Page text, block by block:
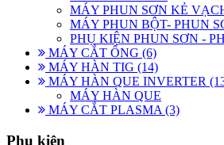
MÁY PHUN SƠN KẺ
MÁY PHUN BỘT- PHUN
PHỤ KIỆN PHUN SƠN -
MÁY CẮT ỐNG (6)
MÁY HÀN TIG (14)
MÁY HÀN QUE INVERTER
MÁY HÀN QUE
MÁY CẮT PLASMA (3)
Phụ kiện